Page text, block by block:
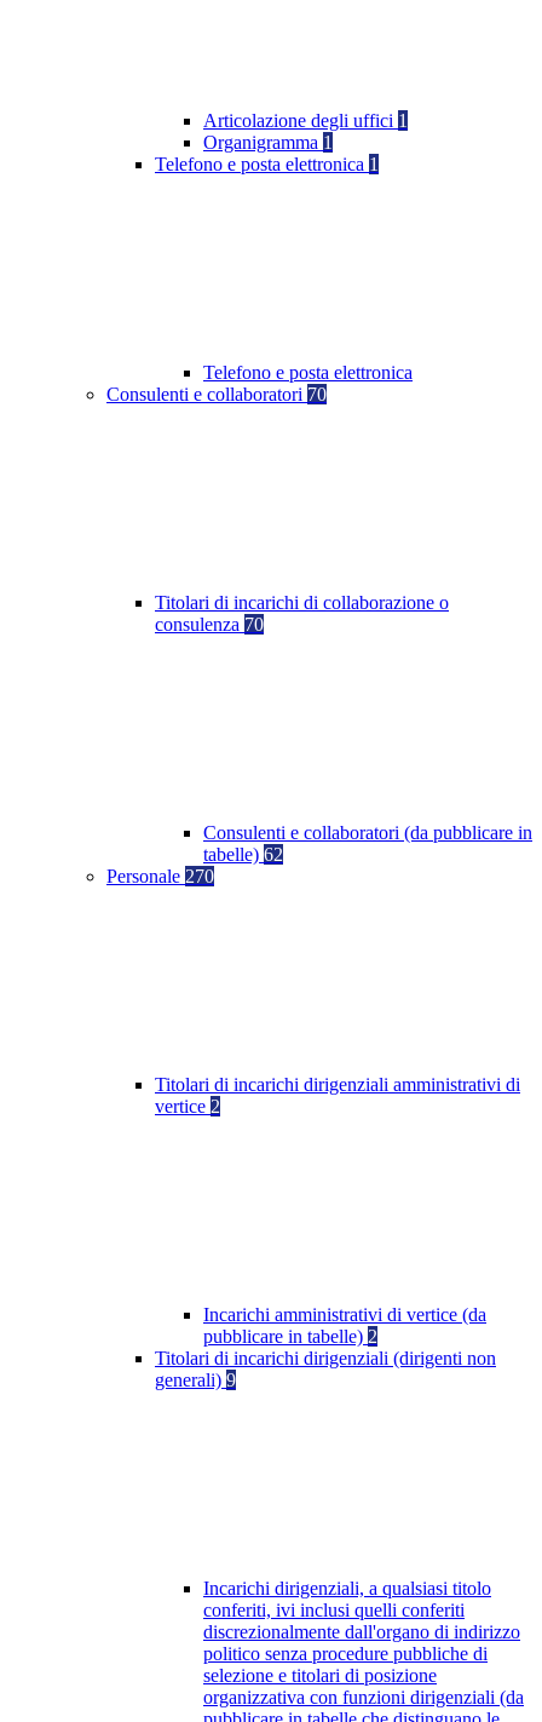
Articolazione degli uffici 1
Organigramma 1
Telefono e posta elettronica 1
Telefono e posta elettronica
Consulenti e collaboratori 70
Titolari di incarichi di collaborazione o
consulenza 70
Consulenti e collaboratori (da pubblicare in
tabelle) 62
Personale 270
Titolari di incarichi dirigenziali amministrativi di
vertice 2
Incarichi amministrativi di vertice (da
pubblicare in tabelle) 2
Titolari di incarichi dirigenziali (dirigenti non
generali) 9
Incarichi dirigenziali, a qualsiasi titolo
conferiti, ivi inclusi quelli conferiti
discrezionalmente dall'organo di indirizzo
politico senza procedure pubbliche di
selezione e titolari di posizione
organizzativa con funzioni dirigenziali (da